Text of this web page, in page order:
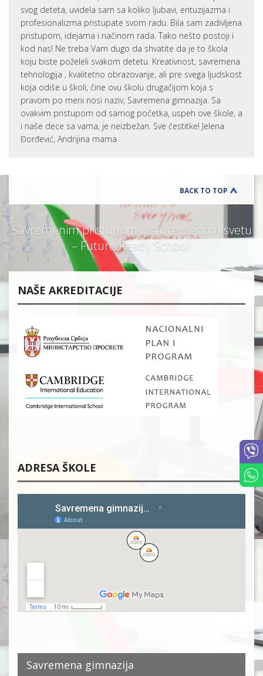
svog deteta, uvidela sam sa koliko ljubavi, entuzijazma i
profesionalizma pristupate svom radu. Bila sam zadivljena
pristupom, idejama i načinom rada. Tako nešto postoji i
kod nas! Ne treba Vam dugo da shvatite da je to škola
koju biste poželeli svakom detetu. Kreativnost, savremena
tehnologija , kvalitetno obrazovanje, ali pre svega ljudskost
koja odiše u školi, čine ovu školu drugačijom koja s
pravom po meni nosi naziv, Savremena gimnazija. Sa
ovakvim pristupom od samog početka, uspeh ove škole, a
i naše dece sa vama, je neizbežan. Sve čestitke! Jelena
Đorđević, Andrijina mama
BACK TO TOP
Savremenim pristupom u savremenom svetu
– Future Ready School!
NAŠE AKREDITACIJE
ADRESA ŠKOLE
Savremena gimnazija